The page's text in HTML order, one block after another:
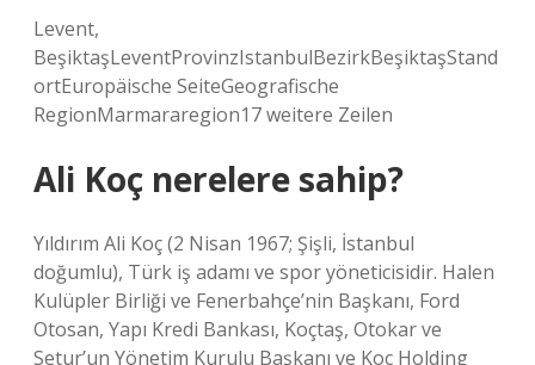
Levent,
BeşiktaşLeventProvinzIstanbulBezirkBeşiktaşStand
ortEuropäische SeiteGeografische
RegionMarmararegion17 weitere Zeilen
Ali Koç nerelere sahip?
Yıldırım Ali Koç (2 Nisan 1967; Şişli, İstanbul
doğumlu), Türk iş adamı ve spor yöneticisidir. Halen
Kulüpler Birliği ve Fenerbahçe’nin Başkanı, Ford
Otosan, Yapı Kredi Bankası, Koçtaş, Otokar ve
Setur’un Yönetim Kurulu Başkanı ve Koç Holding